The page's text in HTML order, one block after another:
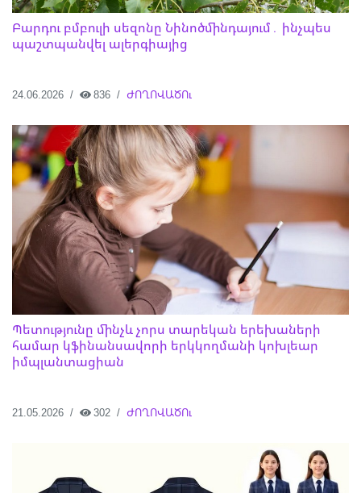
Բարդու բմբուլի սեզոնը Նինոծմինդայում․ ինչպես
պաշտպանվել ալերգիայից
24.06.2026 836 ԺՈՂՈՎԱԾՈւ
Պետությունը մինչև չորս տարեկան երեխաների
համար կֆինանսավորի երկկողմանի կոխլեար
իմպլանտացիան
21.05.2026 302 ԺՈՂՈՎԱԾՈւ